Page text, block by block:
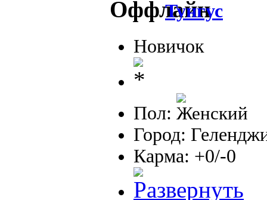
Тунгус
Новичок
Пол:
Город:
Карма: +0/-0